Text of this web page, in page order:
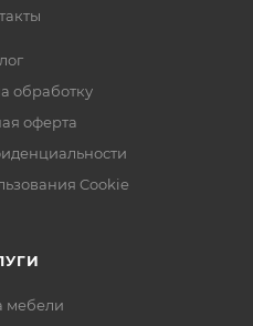
обработку
оферта
Cookie
мебели